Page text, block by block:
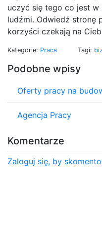
uczyć się tego co jest
ludźmi. Odwiedź stronę
korzyści czekają na
Kategorie: Praca Tagi:
Podobne wpisy
Oferty pracy na
Agencja Pracy
Komentarze
Zaloguj się, by